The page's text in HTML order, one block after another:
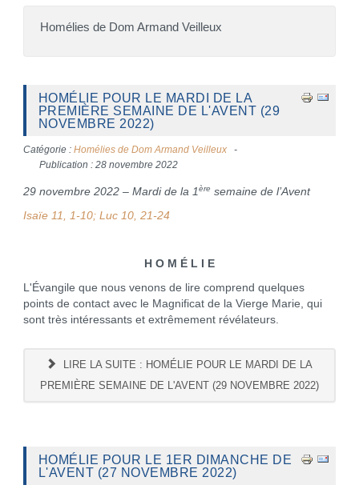
Homélies de Dom Armand Veilleux
HOMÉLIE POUR LE MARDI DE LA
PREMIÈRE SEMAINE DE L'AVENT (29
NOVEMBRE 2022)
Catégorie : Homélies de Dom Armand Veilleux
Publication : 28 novembre 2022
29 novembre 2022 – Mardi de la 1ère semaine de l’Avent
Isaïe 11, 1-10; Luc 10, 21-24
H O M É L I E
L'Évangile que nous venons de lire comprend quelques
points de contact avec le Magnificat de la Vierge Marie, qui
sont très intéressants et extrêmement révélateurs.
LIRE LA SUITE : HOMÉLIE POUR LE MARDI DE LA
PREMIÈRE SEMAINE DE L'AVENT (29 NOVEMBRE 2022)
HOMÉLIE POUR LE 1ER DIMANCHE DE
L'AVENT (27 NOVEMBRE 2022)